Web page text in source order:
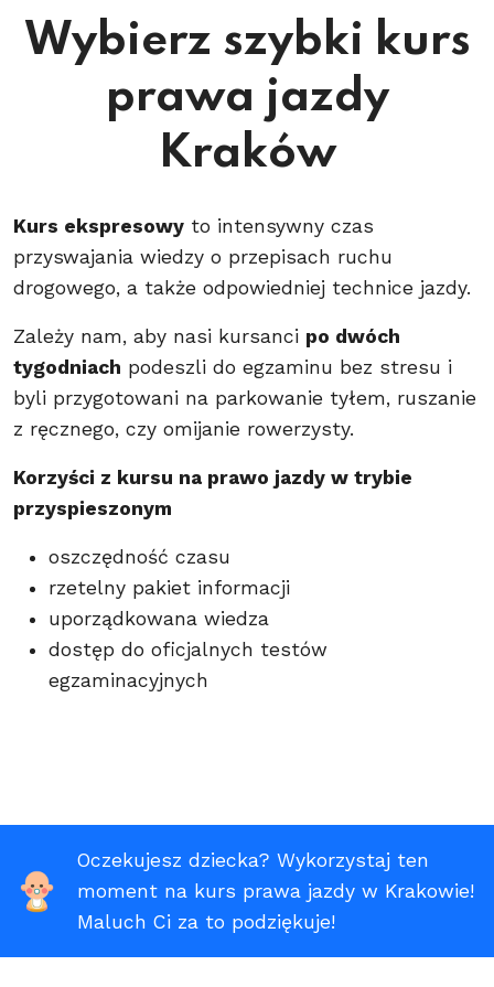
Wybierz szybki kurs
prawa jazdy
Kraków
Kurs ekspresowy to intensywny czas
przyswajania wiedzy o przepisach ruchu
drogowego, a także odpowiedniej technice jazdy.
Zależy nam, aby nasi kursanci po dwóch
tygodniach podeszli do egzaminu bez stresu i
byli przygotowani na parkowanie tyłem, ruszanie
z ręcznego, czy omijanie rowerzysty.
Korzyści z kursu na prawo jazdy w trybie
przyspieszonym
oszczędność czasu
rzetelny pakiet informacji
uporządkowana wiedza
dostęp do oficjalnych testów
egzaminacyjnych
Oczekujesz dziecka? Wykorzystaj ten
moment na kurs prawa jazdy w Krakowie!
Maluch Ci za to podziękuje!